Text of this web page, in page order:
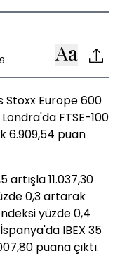
Stoxx Europe 600
FTSE-100
6.909,54 puan
11.037,30
0,3 artarak
yüzde 0,4
IBEX 35
puana çıktı.